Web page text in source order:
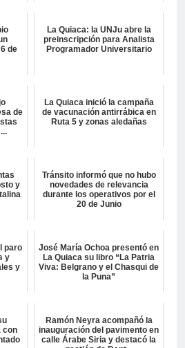
de
La Quiaca: la UNJu abre la
preinscripción para Analista
Programador Universitario
de
La Quiaca inició la campaña
de vacunación antirrábica en
Ruta 5 y zonas aledañas
y
Tránsito informó que no hubo
novedades de relevancia
durante los operativos por el
20 de Junio
paro
y
y
José María Ochoa presentó en
La Quiaca su libro “La Patria
Viva: Belgrano y el Chasqui de
la Puna”
con
Ramón Neyra acompañó la
inauguración del pavimento en
calle Árabe Siria y destacó la